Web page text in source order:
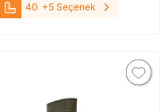
40 +5 Seçenek